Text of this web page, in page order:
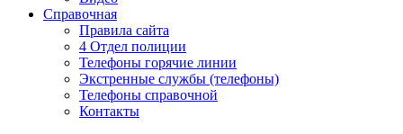
Справочная
Правила сайта
4 Отдел полиции
Телефоны горячие линии
Экстренные службы (телефоны)
Телефоны справочной
Контакты